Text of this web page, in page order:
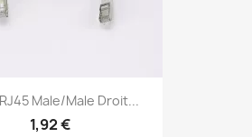
Male/Male Droit...
1,92 €